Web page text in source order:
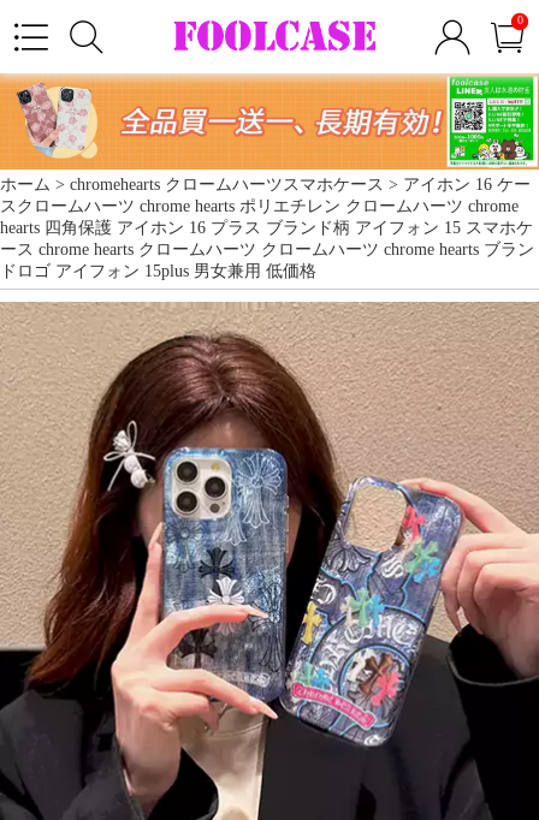
0
ホーム > chromehearts クロームハーツスマホケース > アイホン 16 ケー
スクロームハーツ chrome hearts ポリエチレン クロームハーツ chrome
hearts 四角保護 アイホン 16 プラス ブランド柄 アイフォン 15 スマホケ
ース chrome hearts クロームハーツ クロームハーツ chrome hearts ブラン
ドロゴ アイフォン 15plus 男女兼用 低価格